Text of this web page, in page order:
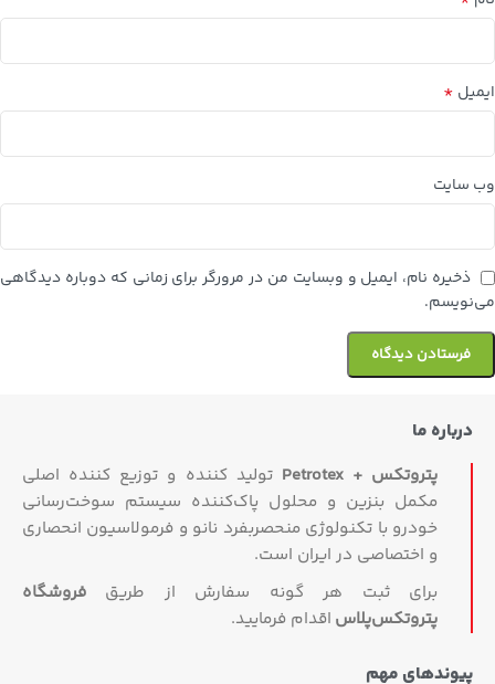
ایمیل *
وب‌ سایت
ذخیره نام، ایمیل و وبسایت من در مرورگر برای زمانی که دوباره دیدگاهی
می‌نویسم.
درباره ما
پتروتکس + Petrotex
تولید کننده و توزیع کننده اصلی
مکمل بنزین و محلول پاک‌کننده سیستم سوخت‌رسانی
خودرو با تکنولوژی منحصربفرد نانو و فرمولاسیون انحصاری
و اختصاصی در ایران است.
برای ثبت هر گونه سفارش از طریق فروشگاه
پتروتکس‏‌پلاس اقدام فرمایید.
پیوندهای مهم